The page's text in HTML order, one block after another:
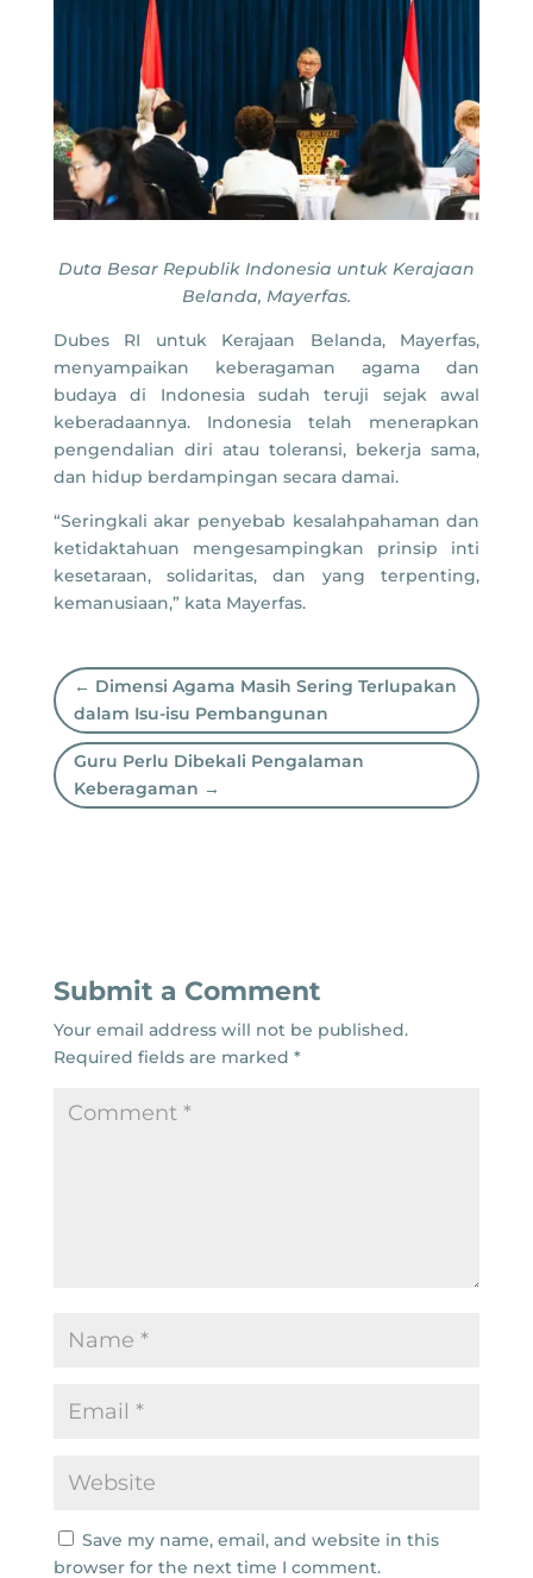
Duta Besar Republik Indonesia untuk Kerajaan
Belanda, Mayerfas.
Dubes RI untuk Kerajaan Belanda, Mayerfas,
menyampaikan keberagaman agama dan
budaya di Indonesia sudah teruji sejak awal
keberadaannya. Indonesia telah menerapkan
pengendalian diri atau toleransi, bekerja sama,
dan hidup berdampingan secara damai.
“Seringkali akar penyebab kesalahpahaman dan
ketidaktahuan mengesampingkan prinsip inti
kesetaraan, solidaritas, dan yang terpenting,
kemanusiaan,” kata Mayerfas.
← Dimensi Agama Masih Sering Terlupakan
dalam Isu-isu Pembangunan
Guru Perlu Dibekali Pengalaman
Keberagaman →
Submit a Comment
Your email address will not be published.
Required fields are marked *
Save my name, email, and website in this
browser for the next time I comment.